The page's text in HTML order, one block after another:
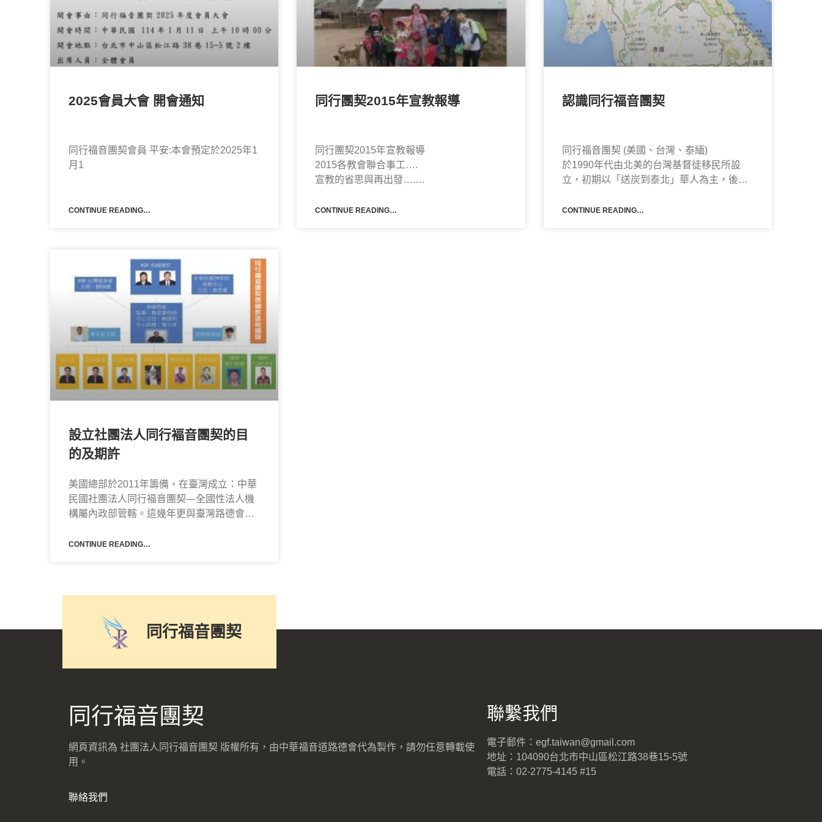
2025會員大會 開會通知
同行福音團契會員 平安:本會預定於2025年1
月1
CONTINUE READING…
同行團契2015年宣教報導
同行團契2015年宣教報導
2015各教會聯合事工….
宣教的省思與再出發….
各教會代禱…..
CONTINUE READING…
認識同行福音團契
同行福音團契 (美國、台灣、泰緬)
於1990年代由北美的台灣基督徒移民所設
立，初期以「送炭到泰北」華人為主，後轉
最大之阿卡福音宣教差會。
CONTINUE READING…
設立社團法人同行褔音團契的目
的及期許
美國總部於2011年籌備，在臺灣成立：中華
民國社團法人同行褔音團契—全國性法人機
構屬內政部管轄。這幾年更與臺灣路德會合
教會和同工們一起加入兒宣、短宣、培訓、
CONTINUE READING…
同行福音團契
同行福音團契
網頁資訊為 社團法人同行福音團契 版權所有，由中華福音道路德會代為製作，請勿任意轉載使
用。
聯絡我們
聯繫我們
電子郵件：egf.taiwan@gmail.com
地址：104090台北市中山區松江路38巷15-5號
電話：02-2775-4145 #15